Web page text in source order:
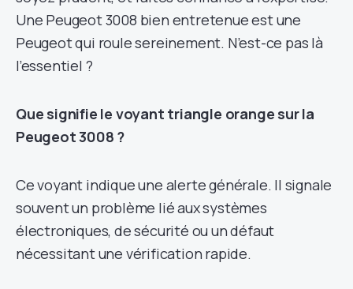
Une Peugeot 3008 bien entretenue est une
Peugeot qui roule sereinement. N’est-ce pas là
l’essentiel ?
Que signifie le voyant triangle orange sur la
Peugeot 3008 ?
Ce voyant indique une alerte générale. Il signale
souvent un problème lié aux systèmes
électroniques, de sécurité ou un défaut
nécessitant une vérification rapide.